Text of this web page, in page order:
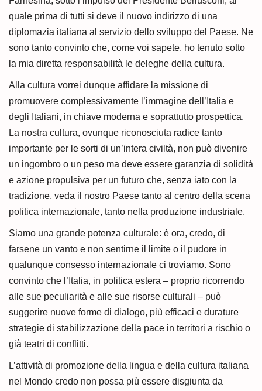
quale prima di tutti si deve il nuovo indirizzo di una
diplomazia italiana al servizio dello sviluppo del Paese. Ne
sono tanto convinto che, come voi sapete, ho tenuto sotto
la mia diretta responsabilità le deleghe della cultura.
Alla cultura vorrei dunque affidare la missione di
promuovere complessivamente l’immagine dell’Italia e
degli Italiani, in chiave moderna e soprattutto prospettica.
La nostra cultura, ovunque riconosciuta radice tanto
importante per le sorti di un’intera civiltà, non può divenire
un ingombro o un peso ma deve essere garanzia di solidità
e azione propulsiva per un futuro che, senza iato con la
tradizione, veda il nostro Paese tanto al centro della scena
politica internazionale, tanto nella produzione industriale.
Siamo una grande potenza culturale: è ora, credo, di
farsene un vanto e non sentirne il limite o il pudore in
qualunque consesso internazionale ci troviamo. Sono
convinto che l’Italia, in politica estera – proprio ricorrendo
alle sue peculiarità e alle sue risorse culturali – può
suggerire nuove forme di dialogo, più efficaci e durature
strategie di stabilizzazione della pace in territori a rischio o
già teatri di conflitti.
L’attività di promozione della lingua e della cultura italiana
nel Mondo credo non possa più essere disgiunta da